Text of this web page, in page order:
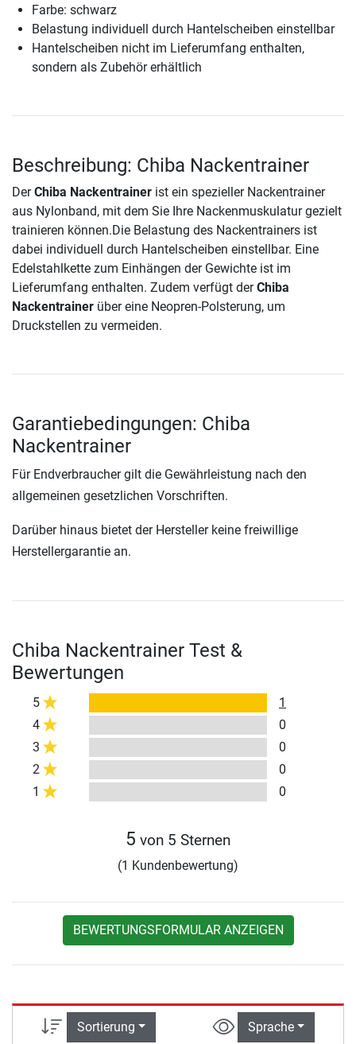
Farbe: schwarz
Belastung individuell durch Hantelscheiben einstellbar
Hantelscheiben nicht im Lieferumfang enthalten,
sondern als Zubehör erhältlich
Beschreibung: Chiba Nackentrainer
DerChiba Nackentrainer ist ein spezieller Nackentrainer
aus Nylonband, mit dem Sie Ihre Nackenmuskulatur gezielt
trainieren können.Die Belastung des Nackentrainers ist
dabei individuell durch Hantelscheiben einstellbar. Eine
Edelstahlkette zum Einhängen der Gewichte ist im
Lieferumfang enthalten. Zudem verfügt derChiba
Nackentrainer über eine Neopren-Polsterung, um
Druckstellen zu vermeiden.
Garantiebedingungen: Chiba
Nackentrainer
Für Endverbraucher gilt die Gewährleistung nach den
allgemeinen gesetzlichen Vorschriften.
Darüber hinaus bietet der Hersteller keine freiwillige
Herstellergarantie an.
Chiba Nackentrainer Test &
Bewertungen
5
1
4
0
3
0
2
0
1
0
5 von 5 Sternen
(1 Kundenbewertung)
BEWERTUNGSFORMULAR ANZEIGEN
Sortierung Sprache